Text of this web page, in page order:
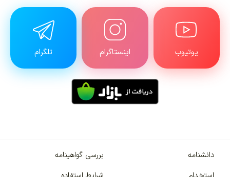
یوتیوب اینستاگرام تلگرام
دانشنامه
بررسی گواهینامه